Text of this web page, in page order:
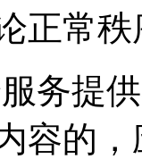
正常
务提
容的